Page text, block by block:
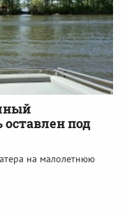
оставлен под
на малолетнюю